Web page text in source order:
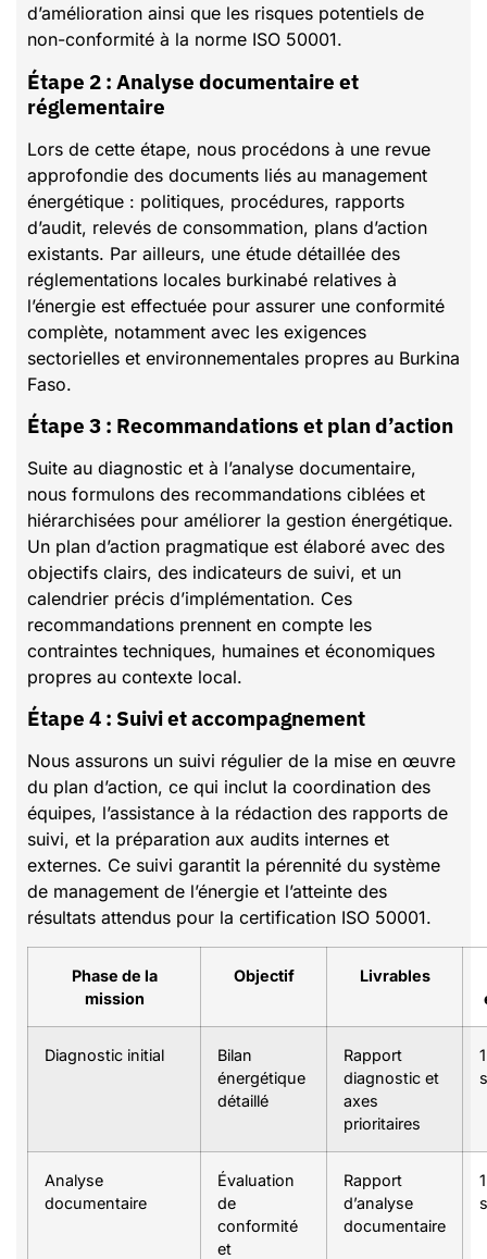
d’amélioration ainsi que les risques potentiels de
non-conformité à la norme ISO 50001.
Étape 2 : Analyse documentaire et
réglementaire
Lors de cette étape, nous procédons à une revue
approfondie des documents liés au management
énergétique : politiques, procédures, rapports
d’audit, relevés de consommation, plans d’action
existants. Par ailleurs, une étude détaillée des
réglementations locales burkinabé relatives à
l’énergie est effectuée pour assurer une conformité
complète, notamment avec les exigences
sectorielles et environnementales propres au Burkina
Faso.
Étape 3 : Recommandations et plan d’action
Suite au diagnostic et à l’analyse documentaire,
nous formulons des recommandations ciblées et
hiérarchisées pour améliorer la gestion énergétique.
Un plan d’action pragmatique est élaboré avec des
objectifs clairs, des indicateurs de suivi, et un
calendrier précis d’implémentation. Ces
recommandations prennent en compte les
contraintes techniques, humaines et économiques
propres au contexte local.
Étape 4 : Suivi et accompagnement
Nous assurons un suivi régulier de la mise en œuvre
du plan d’action, ce qui inclut la coordination des
équipes, l’assistance à la rédaction des rapports de
suivi, et la préparation aux audits internes et
externes. Ce suivi garantit la pérennité du système
de management de l’énergie et l’atteinte des
résultats attendus pour la certification ISO 50001.
Phase de la
mission
Objectif
Livrables
Diagnostic initial
Bilan
énergétique
détaillé
Rapport
diagnostic et
axes
prioritaires
Analyse
documentaire
Évaluation
de
conformité
et
Rapport
d’analyse
documentaire
1